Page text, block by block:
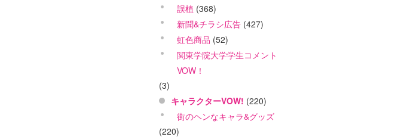
誤植 (368)
新聞&チラシ広告 (427)
虹色商品 (52)
関東学院大学学生コメント
VOW！
(3)
キャラクターVOW! (220)
街のヘンなキャラ&グッズ
(220)